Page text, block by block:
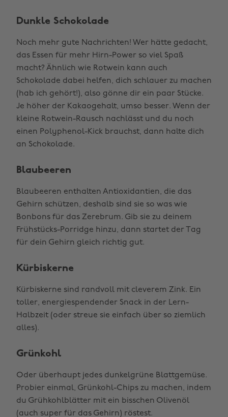
Dunkle Schokolade
Noch mehr gute Nachrichten! Wer hätte gedacht,
das Essen für mehr Hirn-Power so viel Spaß
macht? Ähnlich wie Rotwein kann auch
Schokolade dabei helfen, dich schlauer zu machen
(hab ich gehört!), also gönne dir ein paar Stücke.
Je höher der Kakaogehalt, umso besser. Wenn der
kleine Rotwein-Rausch nachlässt und du noch
einen Polyphenol-Kick brauchst, dann halte dich
an Schokolade.
Blaubeeren
Blaubeeren enthalten Antioxidantien, die das
Gehirn schützen, deshalb sind sie so was wie
Bonbons für das Zerebrum. Gib sie zu deinem
Frühstücks-Porridge hinzu, dann startet der Tag
für dein Gehirn gleich richtig gut.
Kürbiskerne
Kürbiskerne sind randvoll mit cleverem Zink. Ein
toller, energiespendender Snack in der Lern-
Halbzeit (oder streue sie einfach über so ziemlich
alles).
Grünkohl
Oder überhaupt jedes dunkelgrüne Blattgemüse.
Probier einmal, Grünkohl-Chips zu machen, indem
du Grühkohlblätter mit ein bisschen Olivenöl
(auch super für das Gehirn) röstest.